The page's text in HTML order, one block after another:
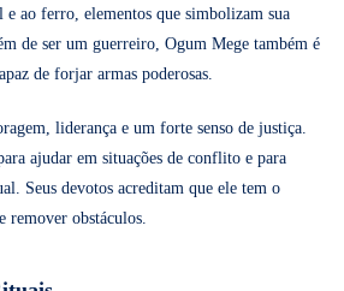
e ao ferro, elementos que simbolizam sua
de ser um guerreiro, Ogum Mege também é
de forjar armas poderosas.
liderança e um forte senso de justiça.
ajudar em situações de conflito e para
Seus devotos acreditam que ele tem o
remover obstáculos.